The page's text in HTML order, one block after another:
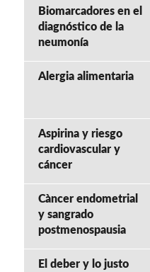
Biomarcadores en el
diagnóstico de la
neumonía
Alergia alimentaria
Aspirina y riesgo
cardiovascular y
cáncer
Càncer endometrial
y sangrado
postmenospausia
El deber y lo justo